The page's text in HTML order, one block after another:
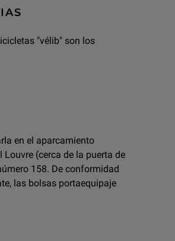
"vélib" son los
en el aparcamiento
(cerca de la puerta de
158. De conformidad
las bolsas portaequipaje